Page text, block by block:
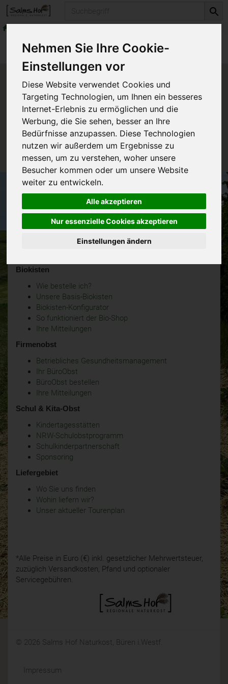
Nehmen Sie Ihre Cookie-
Einstellungen vor
Diese Website verwendet Cookies und
Targeting Technologien, um Ihnen ein besseres
Internet-Erlebnis zu ermöglichen und die
Werbung, die Sie sehen, besser an Ihre
Bedürfnisse anzupassen. Diese Technologien
nutzen wir außerdem um Ergebnisse zu
messen, um zu verstehen, woher unsere
Besucher kommen oder um unsere Website
weiter zu entwickeln.
Alle akzeptieren
Nur essenzielle Cookies akzeptieren
Einstellungen ändern
Produkte Vorratskammer
Getreide & Müsli
Müsli & Krunchy
Produkt "Krunchy Pur
Waldbeere" nicht verfügbar.
Das von Ihnen gesuchte Produkt ist leider zur Zeit
nicht verfügbar.
Biokisten
Wie bestelle ich?
Unsere Basis-Biokisten
Biokisten-Konfigurator
So funktioniert der Bio-Shop
Ihre Mitteilungen
Firmenobst
Betriebliches Gesundheitsmanagement
Ihr BüroObst
BüroObst bestellen
Ihre Mitteilungen
Schul & Kita-Obst
Kindertagesstätten
NRW-Schulobstprogramm
Schulkinderpartnerschaft
Sponsoring
Liefergebiet
Wo Sie uns finden
Wohin liefern wir?
Unser aktueller Tourenplan
*Alle Preise in Euro (€) inkl. gesetzlicher Mehrwertsteuer,
zuzüglich Versandkosten, Pfand und optionaler
Servicegebühren.
© 2026 Salms Hof Naturkost, Büren i.Westf.
Impressum